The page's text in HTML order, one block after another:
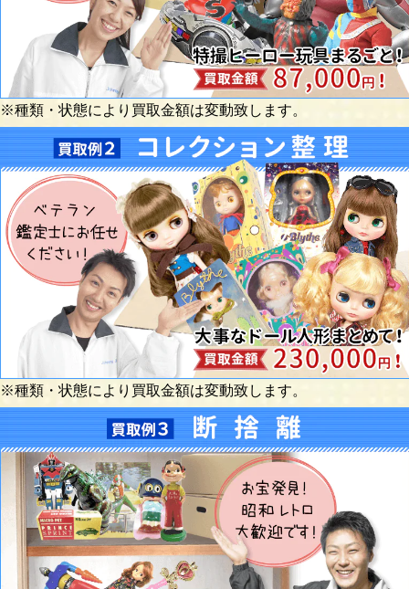
※種類・状態により買取金額は変動致します。
※種類・状態により買取金額は変動致します。